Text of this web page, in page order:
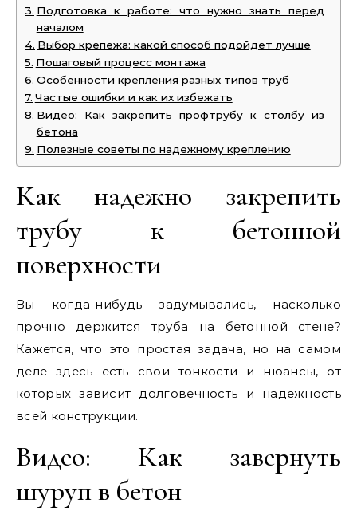
Подготовка к работе: что нужно знать перед
началом
Выбор крепежа: какой способ подойдет лучше
Пошаговый процесс монтажа
Особенности крепления разных типов труб
Частые ошибки и как их избежать
Видео: Как закрепить профтрубу к столбу из
бетона
Полезные советы по надежному креплению
Как надежно закрепить
трубу к бетонной
поверхности
Вы когда-нибудь задумывались, насколько
прочно держится труба на бетонной стене?
Кажется, что это простая задача, но на самом
деле здесь есть свои тонкости и нюансы, от
которых зависит долговечность и надежность
всей конструкции.
Видео: Как завернуть
шуруп в бетон